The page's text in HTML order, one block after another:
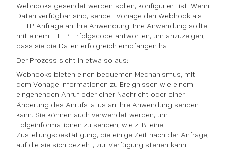
Webhooks gesendet werden sollen, konfiguriert ist. Wenn
Daten verfügbar sind, sendet Vonage den Webhook als
HTTP-Anfrage an Ihre Anwendung. Ihre Anwendung sollte
mit einem HTTP-Erfolgscode antworten, um anzuzeigen,
dass sie die Daten erfolgreich empfangen hat.
Der Prozess sieht in etwa so aus:
Webhooks bieten einen bequemen Mechanismus, mit
dem Vonage Informationen zu Ereignissen wie einem
eingehenden Anruf oder einer Nachricht oder einer
Änderung des Anrufstatus an Ihre Anwendung senden
kann. Sie können auch verwendet werden, um
Folgeinformationen zu senden, wie z. B. eine
Zustellungsbestätigung, die einige Zeit nach der Anfrage,
auf die sie sich bezieht, zur Verfügung stehen kann.